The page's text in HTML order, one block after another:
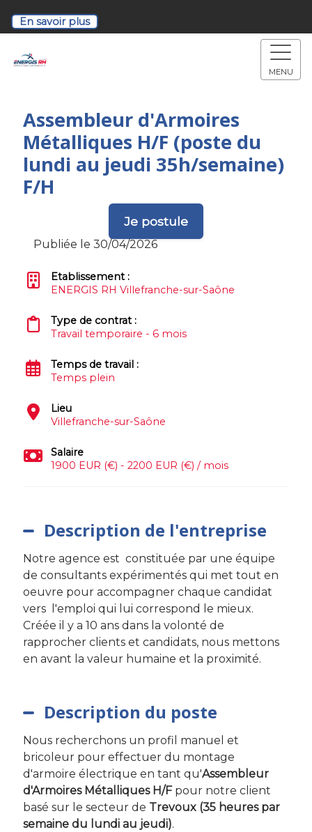
En savoir plus
MENU
Assembleur d'Armoires
Métalliques H/F (poste du
lundi au jeudi 35h/semaine)
F/H
Je postule
Publiée le 30/04/2026
Etablissement :
ENERGIS RH Villefranche-sur-Saône
Type de contrat :
Travail temporaire - 6 mois
Temps de travail :
Temps plein
Lieu
Villefranche-sur-Saône
Salaire
1900 EUR (€) - 2200 EUR (€) / mois
Description de l'entreprise
Notre agence est constituée par une équipe
de consultants expérimentés qui met tout en
oeuvre pour accompagner chaque candidat
vers l'emploi qui lui correspond le mieux.
Créée il y a 10 ans dans la volonté de
rapprocher clients et candidats, nous mettons
en avant la valeur humaine et la proximité.
Description du poste
Nous recherchons un profil manuel et
bricoleur pour effectuer du montage
d'armoire électrique en tant qu'Assembleur
d'Armoires Métalliques H/Fpour notre client
basé sur le secteur de Trevoux (35 heures par
semaine du lundi au jeudi).